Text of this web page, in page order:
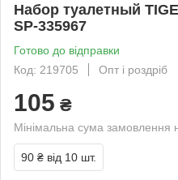
Набор туалетный
SP-335967
Готово до відправки
Код: 219705
Опт і роздріб
105 ₴
Мінімальна сума замовлення
90 ₴ від 10 шт.